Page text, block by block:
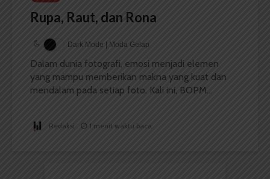
Rupa, Raut, dan Rona
Dark Mode | Moda Gelap
Dalam dunia fotografi, emosi menjadi elemen
yang mampu memberikan makna yang kuat dan
mendalam pada setiap foto. Kali ini, BOPM...
Redaksi 1 menit waktu baca